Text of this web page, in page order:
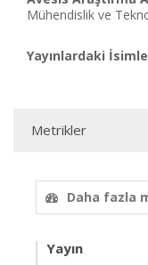
Mühendislik ve
Yayınlardaki
Metrikler
Daha fazla
Yayın